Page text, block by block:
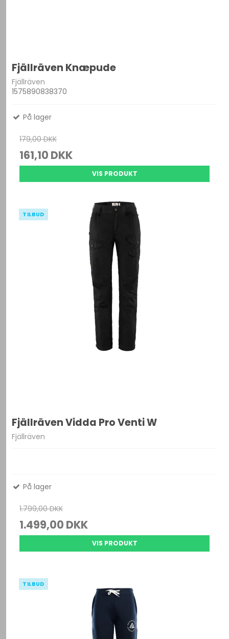
Fjällräven Knæpude
Fjällräven
1575890838370
På lager
179,00 DKK
161,10 DKK
VIS PRODUKT
TILBUD
Fjällräven Vidda Pro Venti W
Fjällräven
På lager
1.799,00 DKK
1.499,00 DKK
VIS PRODUKT
TILBUD